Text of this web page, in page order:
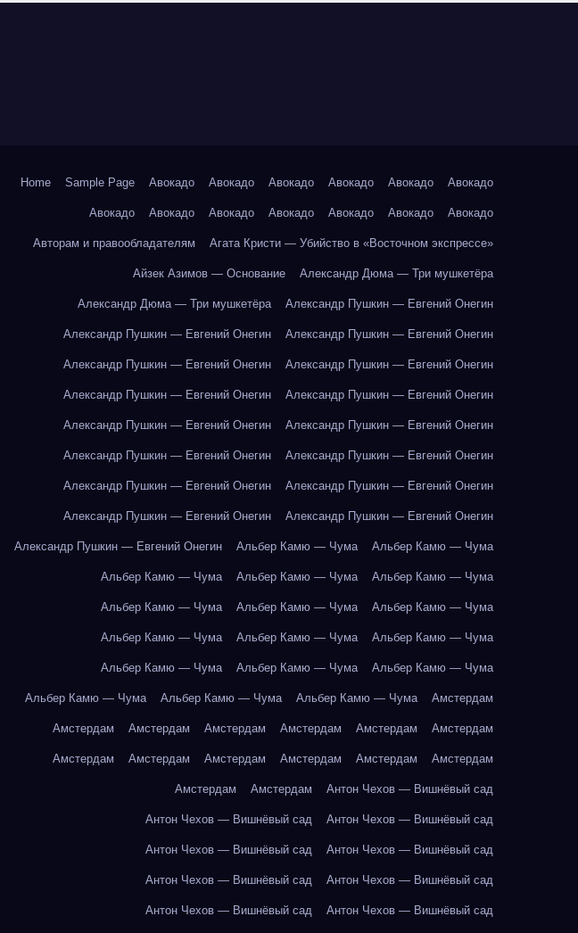
Home Sample Page Авокадо Авокадо Авокадо Авокадо Авокадо Авокадо
Авокадо Авокадо Авокадо Авокадо Авокадо Авокадо Авокадо
Авторам и правообладателям Агата Кристи — Убийство в «Восточном экспрессе»
Айзек Азимов — Основание Александр Дюма — Три мушкетёра
Александр Дюма — Три мушкетёра Александр Пушкин — Евгений Онегин
Александр Пушкин — Евгений Онегин Александр Пушкин — Евгений Онегин
Александр Пушкин — Евгений Онегин Александр Пушкин — Евгений Онегин
Александр Пушкин — Евгений Онегин Александр Пушкин — Евгений Онегин
Александр Пушкин — Евгений Онегин Александр Пушкин — Евгений Онегин
Александр Пушкин — Евгений Онегин Александр Пушкин — Евгений Онегин
Александр Пушкин — Евгений Онегин Александр Пушкин — Евгений Онегин
Александр Пушкин — Евгений Онегин Александр Пушкин — Евгений Онегин
Александр Пушкин — Евгений Онегин Альбер Камю — Чума Альбер Камю — Чума
Альбер Камю — Чума Альбер Камю — Чума Альбер Камю — Чума
Альбер Камю — Чума Альбер Камю — Чума Альбер Камю — Чума
Альбер Камю — Чума Альбер Камю — Чума Альбер Камю — Чума
Альбер Камю — Чума Альбер Камю — Чума Альбер Камю — Чума
Альбер Камю — Чума Альбер Камю — Чума Альбер Камю — Чума Амстердам
Амстердам Амстердам Амстердам Амстердам Амстердам Амстердам
Амстердам Амстердам Амстердам Амстердам Амстердам Амстердам
Амстердам Амстердам Антон Чехов — Вишнёвый сад
Антон Чехов — Вишнёвый сад Антон Чехов — Вишнёвый сад
Антон Чехов — Вишнёвый сад Антон Чехов — Вишнёвый сад
Антон Чехов — Вишнёвый сад Антон Чехов — Вишнёвый сад
Антон Чехов — Вишнёвый сад Антон Чехов — Вишнёвый сад